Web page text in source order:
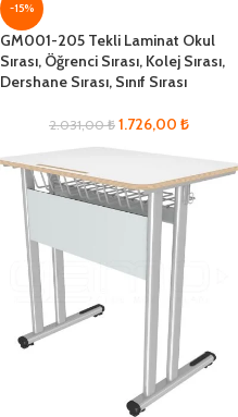
-15%
GM001-205 Tekli Laminat Okul
Sırası, Öğrenci Sırası, Kolej Sırası,
Dershane Sırası, Sınıf Sırası
2.031,00₺ 1.726,00 ₺